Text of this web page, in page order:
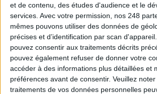
et de contenu, des études d'audience et le
services. Avec votre permission, nos 248
mêmes pouvons utiliser des données de
précises et d’identification par scan
pouvez consentir aux traitements décrits
pouvez également refuser de donner votre
accéder à des informations plus détaillées et
préférences avant de consentir. Veuillez
traitements de vos données personnelles
DSI du secteur public : le pivot de la
Les derniers guides :
IA génératives : cas d’usage et retours